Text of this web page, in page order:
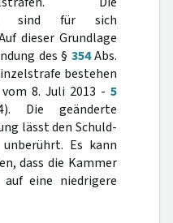
sind für sich
dieser Grundlage
des § 354Abs.
bestehen
8. Juli 2013 - 5
Die geänderte
lässt den Schuld-
Es kann
dass die Kammer
eine niedrigere